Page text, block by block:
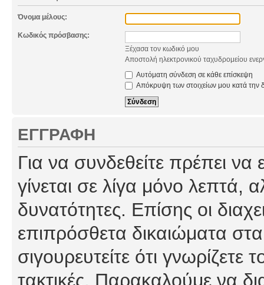
Όνομα μέλους:
Κωδικός πρόσβασης:
Ξέχασα τον κωδικό μου
Αποστολή ηλεκτρονικού ταχυδρομείου
Αυτόματη σύνδεση σε κάθε επίσκεψη
Απόκρυψη των στοιχείων μου κατά την
ΕΓΓΡΑΦΉ
Για να συνδεθείτε πρέπει
γίνεται σε λίγα μόνο λεπτά,
δυνατότητες. Επίσης οι
επιπρόσθετα δικαιώματα
σιγουρευτείτε ότι γνωρίζετε
τακτικές. Παρακαλούμε να